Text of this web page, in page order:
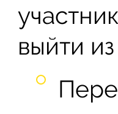
выйти